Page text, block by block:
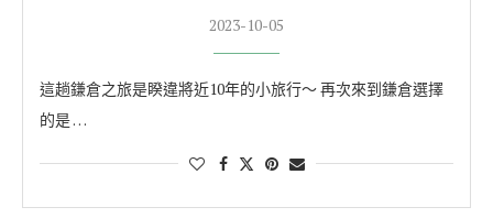
2023-10-05
這趟鎌倉之旅是睽違將近10年的小旅行～ 再次來到鎌倉選擇
的是 …